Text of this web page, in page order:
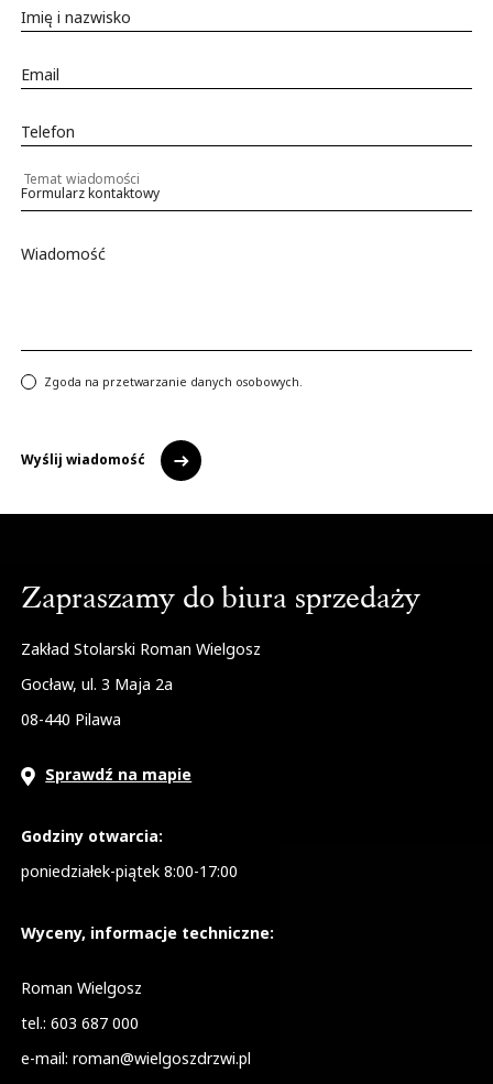
Zapraszamy do biura sprzedaży
Zakład Stolarski Roman Wielgosz
Gocław, ul. 3 Maja 2a
08-440 Pilawa
Sprawdź na mapie
Godziny otwarcia:
poniedziałek-piątek 8:00-17:00
Wyceny, informacje techniczne:
Roman Wielgosz
tel.: 603 687 000
e-mail: roman@wielgoszdrzwi.pl
Imię i nazwisko
Email
Telefon
Temat wiadomości
Wiadomość
Zgoda na przetwarzanie danych osobowych.
Wyślij wiadomość